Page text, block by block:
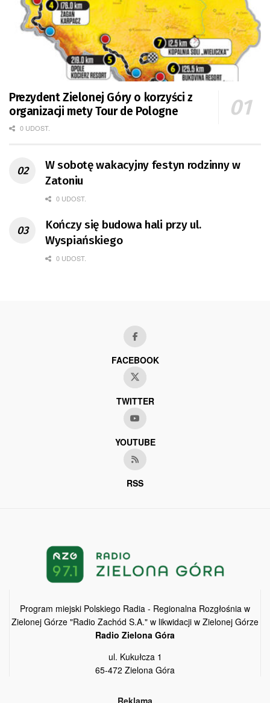
Prezydent Zielonej Góry o korzyści z
organizacji mety Tour de Pologne
0 UDOST.
W sobotę wakacyjny festyn rodzinny w
Zatoniu
0 UDOST.
Kończy się budowa hali przy ul.
Wyspiańskiego
0 UDOST.
FACEBOOK
TWITTER
YOUTUBE
RSS
Program miejski Polskiego Radia - Regionalna Rozgłośnia w
Zielonej Górze "Radio Zachód S.A." w likwidacji w Zielonej Górze
Radio Zielona Góra
ul. Kukułcza 1
65-472 Zielona Góra
Reklama